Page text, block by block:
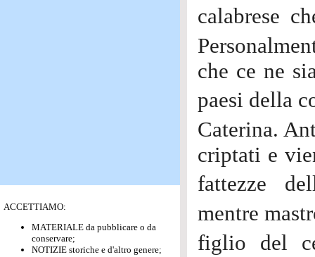
ACCETTIAMO:
MATERIALE da pubblicare o da
conservare;
NOTIZIE storiche e d'altro genere;
calabrese
che ce ne
paesi della
Caterina.
criptati e
fattezze
mentre
figlio del